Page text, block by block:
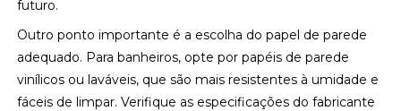
futuro.
Outro ponto importante é a escolha do papel de parede
adequado. Para banheiros, opte por papéis de parede
vinílicos ou laváveis, que são mais resistentes à umidade e
fáceis de limpar. Verifique as especificações do fabricante